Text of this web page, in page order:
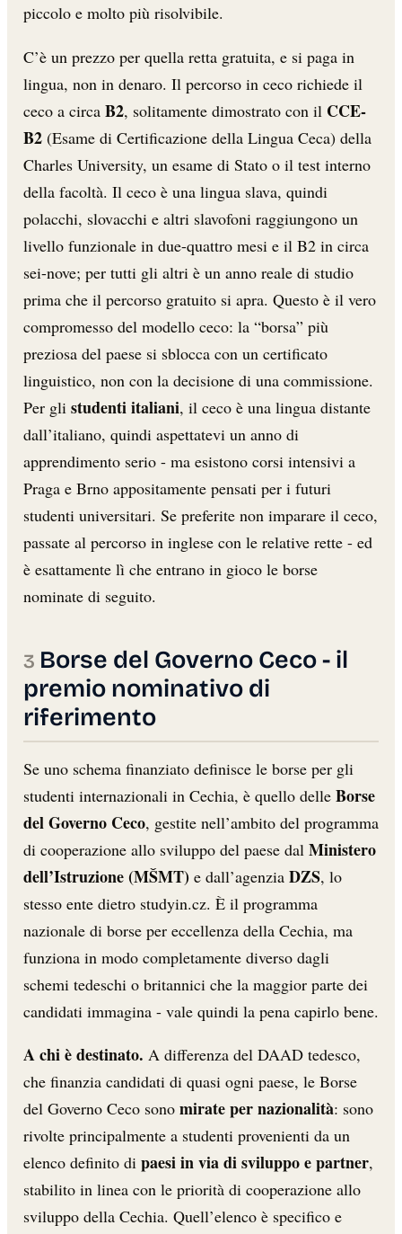
piccolo e molto più risolvibile.
C’è un prezzo per quella retta gratuita, e si paga in
lingua, non in denaro. Il percorso in ceco richiede il
ceco a circa B2, solitamente dimostrato con il CCE-
B2 (Esame di Certificazione della Lingua Ceca) della
Charles University, un esame di Stato o il test interno
della facoltà. Il ceco è una lingua slava, quindi
polacchi, slovacchi e altri slavofoni raggiungono un
livello funzionale in due-quattro mesi e il B2 in circa
sei-nove; per tutti gli altri è un anno reale di studio
prima che il percorso gratuito si apra. Questo è il vero
compromesso del modello ceco: la “borsa” più
preziosa del paese si sblocca con un certificato
linguistico, non con la decisione di una commissione.
Per gli studenti italiani, il ceco è una lingua distante
dall’italiano, quindi aspettatevi un anno di
apprendimento serio - ma esistono corsi intensivi a
Praga e Brno appositamente pensati per i futuri
studenti universitari. Se preferite non imparare il ceco,
passate al percorso in inglese con le relative rette - ed
è esattamente lì che entrano in gioco le borse
nominate di seguito.
Borse del Governo Ceco - il
premio nominativo di
riferimento
Se uno schema finanziato definisce le borse per gli
studenti internazionali in Cechia, è quello delle Borse
del Governo Ceco, gestite nell’ambito del programma
di cooperazione allo sviluppo del paese dal Ministero
dell’Istruzione (MŠMT) e dall’agenzia DZS, lo
stesso ente dietro studyin.cz. È il programma
nazionale di borse per eccellenza della Cechia, ma
funziona in modo completamente diverso dagli
schemi tedeschi o britannici che la maggior parte dei
candidati immagina - vale quindi la pena capirlo bene.
A chi è destinato. A differenza del DAAD tedesco,
che finanzia candidati di quasi ogni paese, le Borse
del Governo Ceco sono mirate per nazionalità: sono
rivolte principalmente a studenti provenienti da un
elenco definito di paesi in via di sviluppo e partner,
stabilito in linea con le priorità di cooperazione allo
sviluppo della Cechia. Quell’elenco è specifico e